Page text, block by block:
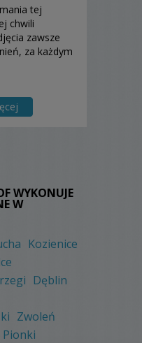
tej
chwili
zawsze
za każdym
WYKONUJE
W
Kozienice
Dęblin
Zwoleń
Pionki